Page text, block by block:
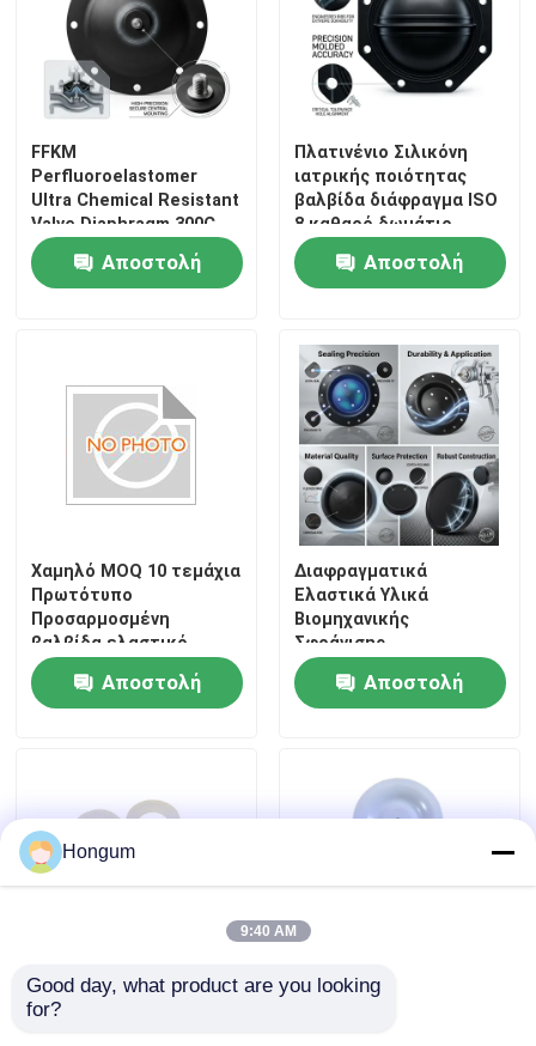
FFKM
Perfluoroelastomer
Ultra Chemical Resistant
Valve Diaphragm 300C
Semiconductor Grade
Αποστολή
Πλατινένιο Σιλικόνη
ιατρικής ποιότητας
βαλβίδα διάφραγμα ISO
8 καθαρό δωμάτιο
βιοσυμβατό FDA
Αποστολή
Χαμηλό MOQ 10 τεμάχια
Πρωτότυπο
Προσαρμοσμένη
βαλβίδα ελαστικό
διάφραγμα Δείγμα
παραγγελίας Quick Turn
Injection Mold
Αποστολή
Διαφραγματικά
Ελαστικά Υλικά
Βιομηχανικής
Σφράνισης
Προσαρμοσμένα για
Απόδοση και
Μακροχρόνια
Αποστολή
Χημικά ανθεκτικό υλικό
ελαστικών συμπίεσης
Ανθεκτικό ελαστικό
Hongum
9:40 AM
Good day, what product are you looking
for?